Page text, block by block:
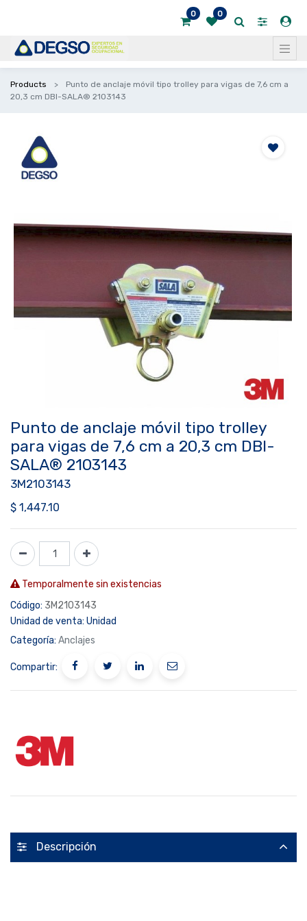
0 0
Products
Punto de anclaje móvil tipo trolley para vigas de 7,6 cm a
20,3 cm DBI-SALA® 2103143
Punto de anclaje móvil tipo trolley
para vigas de 7,6 cm a 20,3 cm DBI-
SALA® 2103143
3M2103143
$ 1,447.10
Temporalmente sin existencias
Código: 3M2103143
Unidad de venta: Unidad
Categoría: Anclajes
Compartir:
Descripción